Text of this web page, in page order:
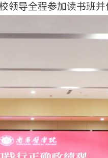
导全程参加读书班并